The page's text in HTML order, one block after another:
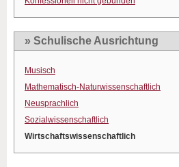
» Schulische Ausrichtung
Musisch
Mathematisch-Naturwissenschaftlich
Neusprachlich
Sozialwissenschaftlich
Wirtschaftswissenschaftlich